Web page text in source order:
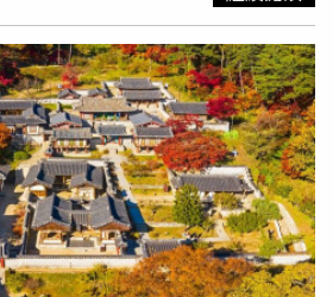
旅遊許可證）最晚需於出發72小時
免簽」的狀態下，無限次數可入境
需再填寫入境卡。
袋內也精選多款麻粩以及應景的甜蜜
吉祥意涵。「春趣饗樂—戳戳樂禮
節的習俗故事。（圖／舊振南提
（圖／舊振南提供）另外還有將童
「戳戳樂禮盒」，今年推出九宮格升
戳樂禮盒」，象徵初一至初九的傳統
寓意的節日代表物繪成插畫，串聯
，並且帶來開箱驚喜及逸趣，禮盒內
紅茶，讓家人齊聚一堂時，有得
好評的「吉好運禮盒」，禮盒視覺將